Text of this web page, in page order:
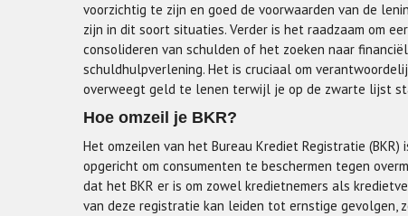
voorzichtig te zijn en goed de voorwaarden van de
zijn in dit soort situaties. Verder is het raadzaam om
consolideren van schulden of het zoeken naar
schuldhulpverlening. Het is cruciaal om
overweegt geld te lenen terwijl je op de zwarte lijst
Hoe omzeil je BKR?
Het omzeilen van het Bureau Krediet Registratie
opgericht om consumenten te beschermen tegen
dat het BKR er is om zowel kredietnemers als
van deze registratie kan leiden tot ernstige gevolgen,